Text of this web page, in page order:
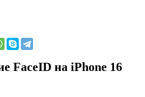
FaceID на iPhone 16